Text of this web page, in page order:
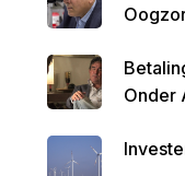
Onder